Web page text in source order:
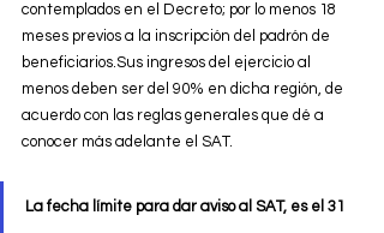
contemplados en el Decreto; por lo menos 18
meses previos a la inscripción del padrón de
beneficiarios.Sus ingresos del ejercicio al
menos deben ser del 90% en dicha región, de
acuerdo con las reglas generales que dé a
conocer más adelante el SAT.
La fecha límite para dar aviso al SAT, es el 31